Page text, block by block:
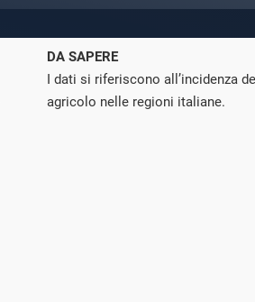
DA SAPERE
I dati si riferiscono all’incidenza
agricolo nelle regioni italiane.